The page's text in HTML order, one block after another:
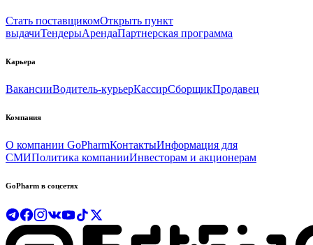
Стать поставщикомОткрыть пункт
выдачиТендерыАрендаПартнерская программа
Карьера
ВакансииВодитель-курьерКассирСборщикПродавец
Компания
О компании GoPharmКонтактыИнформация для
СМИПолитика компанииИнвесторам и акционерам
GoPharm в соцсетях